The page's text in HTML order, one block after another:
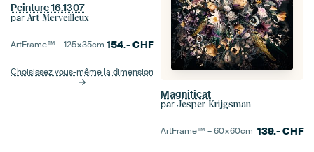
Peinture 16.1307
par Art Merveilleux
ArtFrame™ –125×35cm 154.-CHF
Choisissez vous-même la dimension
Magnificat
par Jesper Krijgsman
ArtFrame™ –60×60cm 139.-CHF